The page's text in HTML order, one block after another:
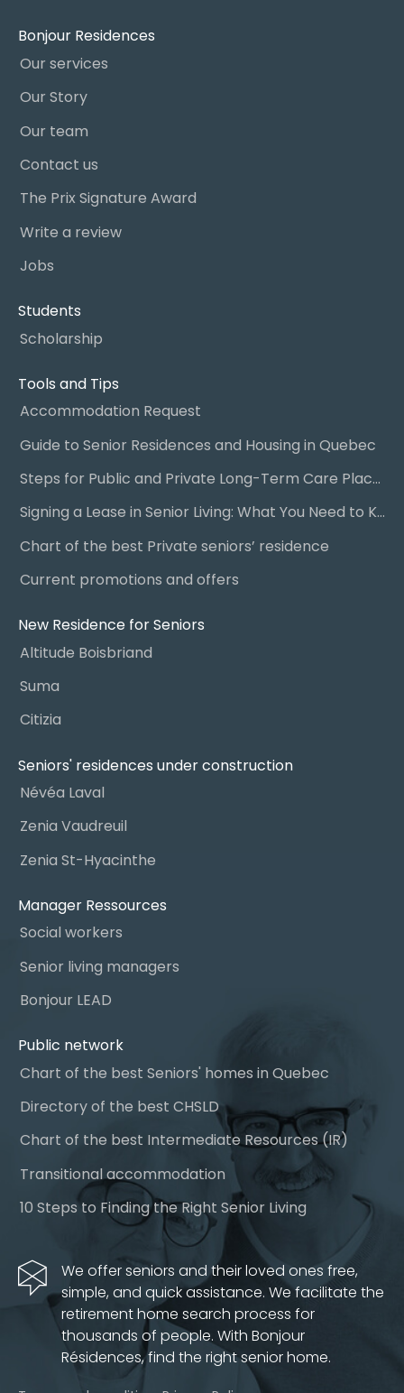
Bonjour Residences
Our services
Our Story
Our team
Contact us
The Prix Signature Award
Write a review
Jobs
Students
Scholarship
Tools and Tips
Accommodation Request
Guide to Senior Residences and Housing in Quebec
Steps for Public and Private Long-Term Care Placement
Signing a Lease in Senior Living: What You Need to Know
Chart of the best Private seniors’ residence
Current promotions and offers
New Residence for Seniors
Altitude Boisbriand
Suma
Citizia
Seniors' residences under construction
Névéa Laval
Zenia Vaudreuil
Zenia St-Hyacinthe
Manager Ressources
Social workers
Senior living managers
Bonjour LEAD
Public network
Chart of the best Seniors' homes in Quebec
Directory of the best CHSLD
Chart of the best Intermediate Resources (IR)
Transitional accommodation
10 Steps to Finding the Right Senior Living
We offer seniors and their loved ones free,
simple, and quick assistance. We facilitate the
retirement home search process for
thousands of people. With Bonjour
Résidences, find the right senior home.